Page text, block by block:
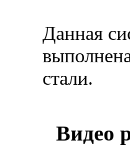
Данная
стали.
Видео